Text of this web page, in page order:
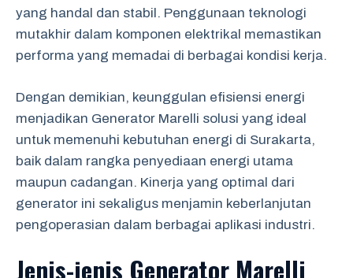
yang handal dan stabil. Penggunaan teknologi
mutakhir dalam komponen elektrikal memastikan
performa yang memadai di berbagai kondisi kerja.
Dengan demikian, keunggulan efisiensi energi
menjadikan Generator Marelli solusi yang ideal
untuk memenuhi kebutuhan energi di Surakarta,
baik dalam rangka penyediaan energi utama
maupun cadangan. Kinerja yang optimal dari
generator ini sekaligus menjamin keberlanjutan
pengoperasian dalam berbagai aplikasi industri.
Jenis-jenis Generator Marelli